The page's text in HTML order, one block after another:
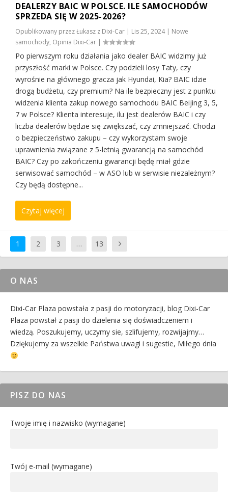
DEALERZY BAIC W POLSCE. ILE SAMOCHODÓW
SPRZEDA SIĘ W 2025-2026?
Opublikowany przezŁukasz z Dixi-Car | Lis 25, 2024| Nowe
samochody, Opinia Dixi-Car |
Po pierwszym roku działania jako dealer BAIC widzimy już
przyszłość marki w Polsce. Czy podzieli losy Taty, czy
wyrośnie na głównego gracza jak Hyundai, Kia? BAIC idzie
drogą budżetu, czy premium? Na ile bezpieczny jest z punktu
widzenia klienta zakup nowego samochodu BAIC Beijing 3, 5,
7 w Polsce? Klienta interesuje, ilu jest dealerów BAIC i czy
liczba dealerów będzie się zwiększać, czy zmniejszać. Chodzi
o bezpieczeństwo zakupu – czy wykorzystam swoje
uprawnienia związane z 5-letnią gwarancją na samochód
BAIC? Czy po zakończeniu gwarancji będę miał gdzie
serwisować samochód – w ASO lub w serwisie niezależnym?
Czy będą dostępne...
Czytaj więcej
1 2 3 … 13
O NAS
Dixi-Car Plaza powstała z pasji do motoryzacji, blog Dixi-Car
Plaza powstał z pasji do dzielenia się doświadczeniem i
wiedzą. Poszukujemy, uczymy sie, szlifujemy, rozwijajmy…
Dziękujemy za wszelkie Państwa uwagi i sugestie, Miłego dnia
PISZ DO NAS
Twoje imię i nazwisko (wymagane)
Twój e-mail (wymagane)